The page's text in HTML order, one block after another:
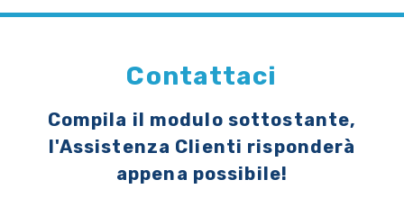
Contattaci
Compila il modulo sottostante,
l'Assistenza Clienti risponderà
appena possibile!